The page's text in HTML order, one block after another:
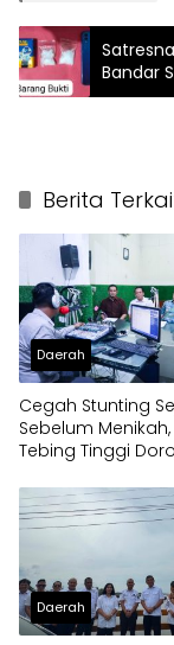
Bandar
Berita
Daerah
Cegah Stunting
Sebelum
Tebing Tinggi
Daerah